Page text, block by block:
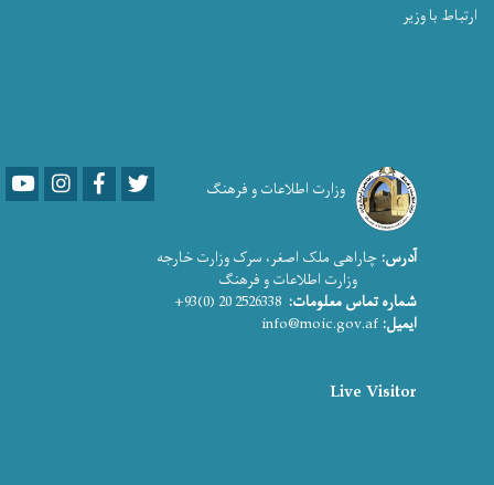
ارتباط با وزیر
وزارت اطلاعات و فرهنگ YoutubeLinkedInFacebook
آدرس: چاراهی ملک اصغر، سرک وزارت خارجه
وزارت اطلاعات و فرهنگ
شماره تماس معلومات:
ایمیل:
Live Visitor